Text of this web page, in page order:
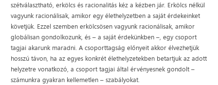
szétválasztható, erkölcs és racionalitás kéz a kézben jár. Erkölcs nélkül
vagyunk racionálisak, amikor egy élethelyzetben a saját érdekeinket
követjük. Ezzel szemben erkölcsösen vagyunk racionálisak, amikor
globálisan gondolkozunk, és – a saját érdekünkben –, egy csoport
tagjai akarunk maradni. A csoporttagság előnyeit akkor élvezhetjük
hosszú távon, ha az egyes konkrét élethelyzetekben betartjuk az adott
helyzetre vonatkozó, a csoport tagjai által érvényesnek gondolt –
számunkra gyakran kellemetlen – szabályokat.